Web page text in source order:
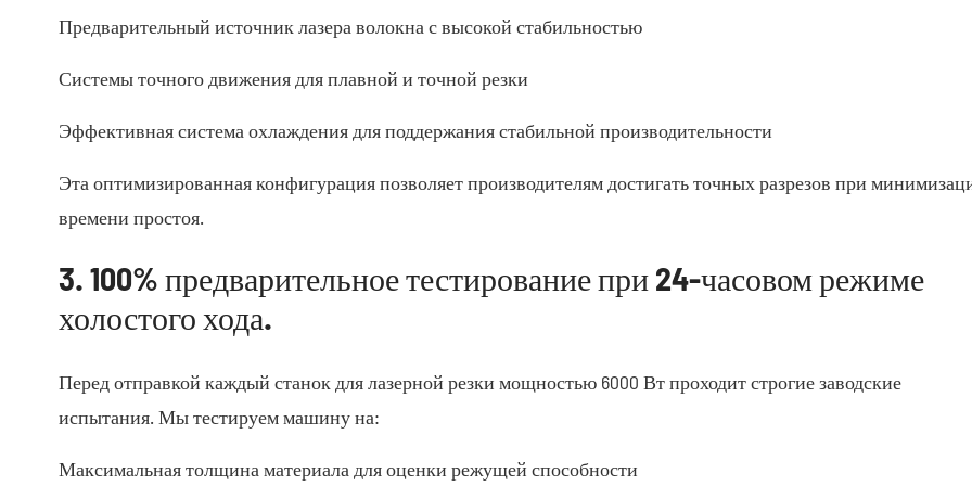
Предварительный источник лазера волокна с высокой стабильностью
Системы точного движения для плавной и точной резки
Эффективная система охлаждения для поддержания стабильной производительности
Эта оптимизированная конфигурация позволяет производителям достигать точных разрезов при
времени простоя.
3. 100% предварительное тестирование при 24-часовом режиме
холостого хода.
Перед отправкой каждый станок для лазерной резки мощностью 6000 Вт проходит строгие заводские
испытания. Мы тестируем машину на:
Максимальная толщина материала для оценки режущей способности